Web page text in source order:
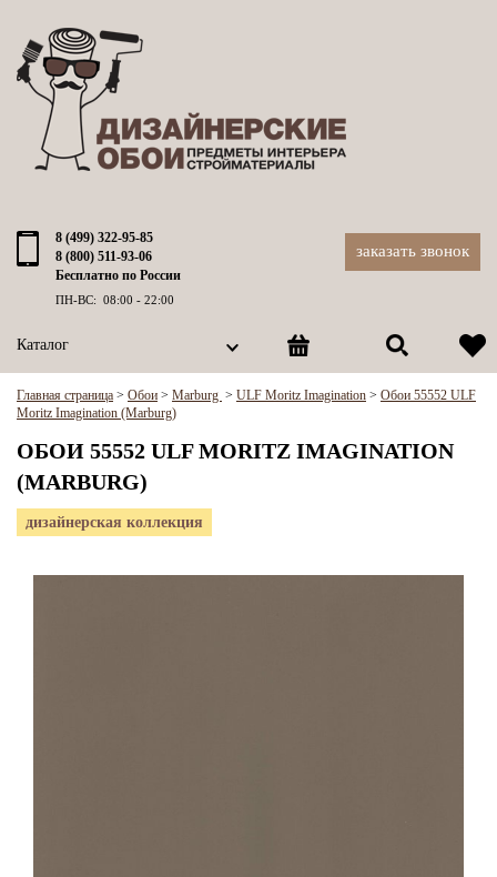
8 (499) 322-95-85
8 (800) 511-93-06
Бесплатно по России
ПН-ВС: 08:00 - 22:00
заказать звонок
Каталог
Главная страница > Обои > Marburg > ULF Moritz Imagination > Обои 55552 ULF
Moritz Imagination (Marburg)
ОБОИ 55552 ULF MORITZ IMAGINATION
(MARBURG)
дизайнерская коллекция